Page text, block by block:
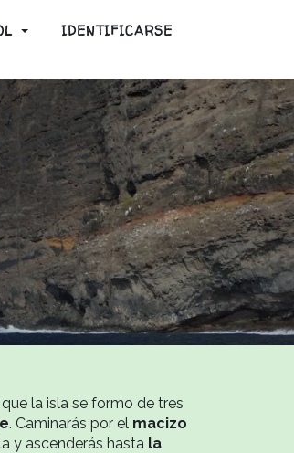
IDENTIFICARSE
la isla se formo de tres
. Caminarás por el macizo
y ascenderás hasta la